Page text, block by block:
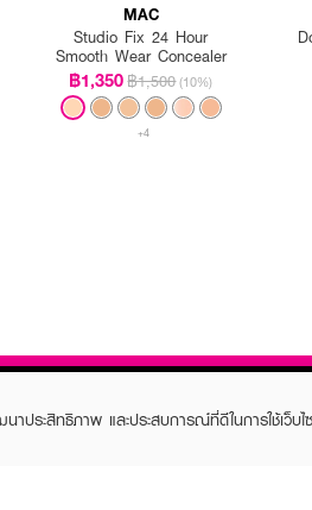
MAC
Studio Fix 24 Hour
Smooth Wear Concealer
฿1,350฿1,500 (10%)
+4
นาประสิทธิภาพ และประสบการณ์ที่ดีในการใช้เ